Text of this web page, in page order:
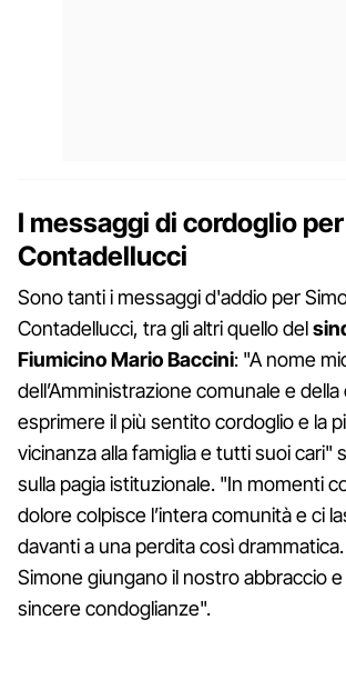
I messaggi di cordoglio
Contadellucci
Sono tanti i messaggi d'addio per
Contadellucci, tra gli altri quello del
Fiumicino Mario Baccini: "A nome
dell’Amministrazione comunale e
esprimere il più sentito cordoglio e la
vicinanza alla famiglia e tutti suoi cari"
sulla pagia istituzionale. "In momenti
dolore colpisce l’intera comunità e ci
davanti a una perdita così drammatica.
Simone giungano il nostro abbraccio
sincere condoglianze".